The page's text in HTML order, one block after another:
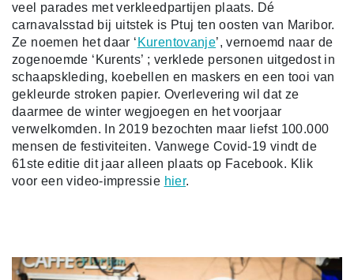
veel parades met verkleedpartijen plaats. Dé
carnavalsstad bij uitstek is Ptuj ten oosten van Maribor.
Ze noemen het daar ‘ Kurentovanje’, vernoemd naar de
zogenoemde ‘Kurents’ ; verklede personen uitgedost in
schaapskleding, koebellen en maskers en een tooi van
gekleurde stroken papier. Overlevering wil dat ze
daarmee de winter wegjoegen en het voorjaar
verwelkomden. In 2019 bezochten maar liefst 100.000
mensen de festiviteiten. Vanwege Covid-19 vindt de
61ste editie dit jaar alleen plaats op Facebook. Klik
voor een video-impressie hier.